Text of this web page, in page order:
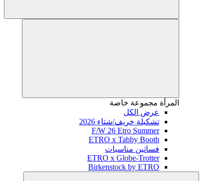
المرأة مجموعة خاصة
عرض الكل
تشكيلة خريف/شتاء 2026
F/W 26 Etro Summer
ETRO x Tabby Booth
فساتين مناسبات
ETRO x Globe-Trotter
Birkenstock by ETRO